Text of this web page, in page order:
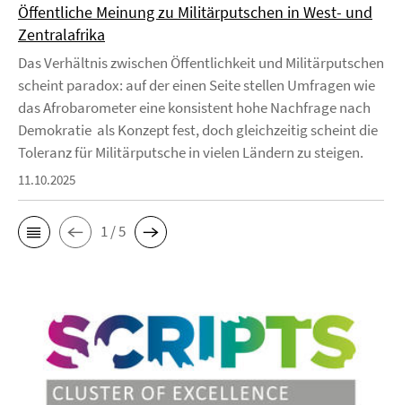
Öffentliche Meinung zu Militärputschen in West- und
Zentralafrika
Das Verhältnis zwischen Öffentlichkeit und Militärputschen
scheint paradox: auf der einen Seite stellen Umfragen wie
das Afrobarometer eine konsistent hohe Nachfrage nach
Demokratie als Konzept fest, doch gleichzeitig scheint die
Toleranz für Militärputsche in vielen Ländern zu steigen.
11.10.2025
1 / 5